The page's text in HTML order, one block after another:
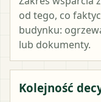
od tego, co
budynku:
lub dokumenty.
Kolejność